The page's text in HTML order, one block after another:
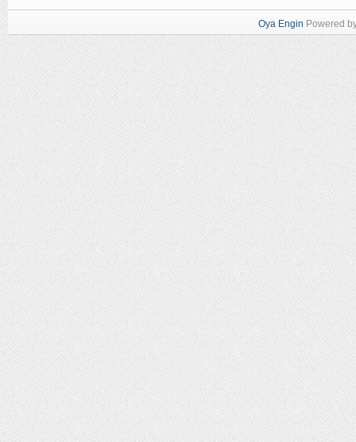
Oya Engin Powered